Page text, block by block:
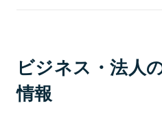
ビジネス・法人
情報